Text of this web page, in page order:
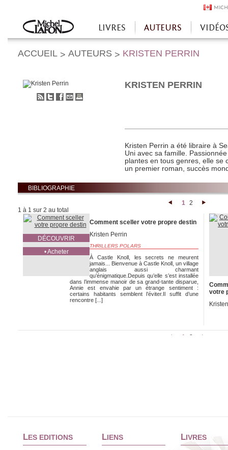
Accueil
LIVRES AUTEURS
ACCUEIL > AUTEURS > KRISTEN PERRIN
KRISTEN PERRIN
Kristen Perrin a été libraire à
Uni avec sa famille.
plantes en tous genres, elle se
un premier roman, succès
BIBLIOGRAPHIE
1 2
1 à 1 sur 2 au total
DÉCOUVRIR
• Acheter
Comment sceller votre propre destin
Kristen Perrin
THRILLERS POLARS
À Castle Knoll, les secrets ne meurent
jamais... Bienvenue à Castle Knoll, un village
anglais aussi charmant
qu’énigmatique.Depuis qu’elle s’est installée
dans l’immense manoir de sa grand-tante disparue,
Annie est envahie par un étrange sentiment :
certains habitants semblent l’éviter.Il suffit d’une
rencontre [...]
votre
1 2
LES EDITIONS LIENS LIVRES